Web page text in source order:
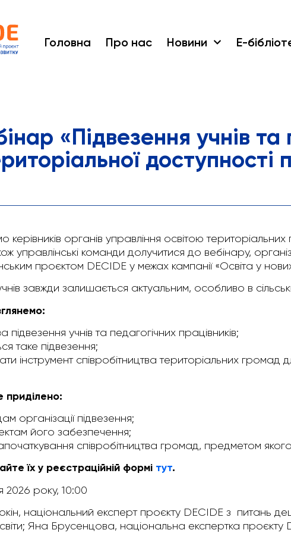
Головна Про нас Новини Е-
«Підвезення учнів та
доступності
органів управління освітою територіальних
управлінські команди долучитися до вебінару,
проєктом DECIDE у межах кампанії «Освіта у
завжди залишається актуальним, особливо в
підвезення учнів та педагогічних працівників;
таке підвезення;
інструмент співробітництва територіальних громад
приділено:
організації підвезення;
його забезпечення;
співробітництва громад, предметом
їх у реєстраційній формі тут.
2026 року, 10:00
національний експерт проєкту DECIDE з питань
Яна Брусенцова, національна експертка проєкту